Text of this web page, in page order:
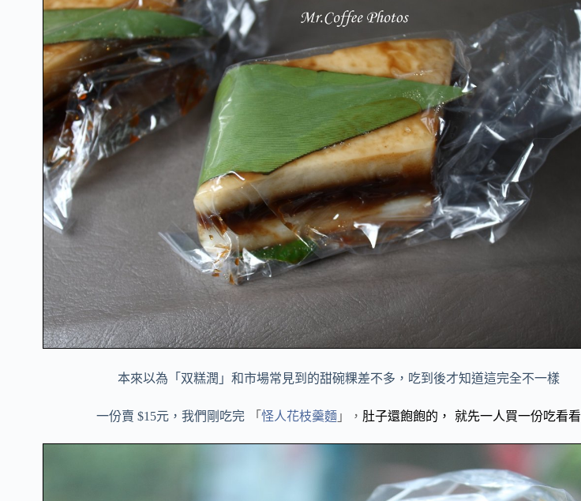
本來以為「双糕潤」和市場常見到的甜碗粿差不多，吃到後才知道這完全不一樣
一份賣 $15元，我們剛吃完 「怪人花枝羹麵 」 ， 肚子還飽飽的， 就先一人買一份吃看看